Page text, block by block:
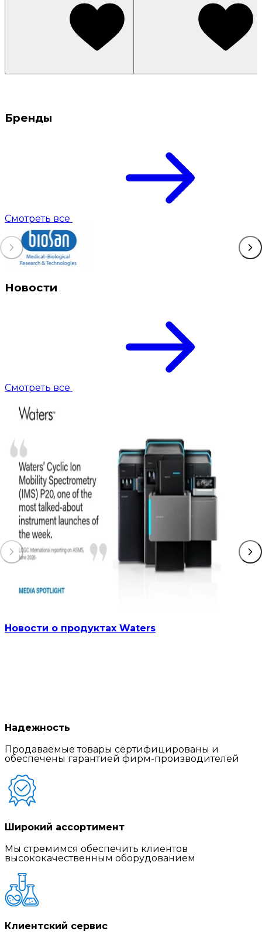
Бренды
Смотреть все
Новости
Смотреть все
Новости о продуктах Waters
Надежность
Продаваемые товары сертифицированы и
обеспечены гарантией фирм-производителей
Широкий ассортимент
Мы стремимся обеспечить клиентов
высококачественным оборудованием
Клиентский сервис